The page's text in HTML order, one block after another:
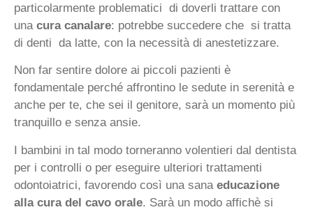
particolarmente problematici di doverli trattare con
una cura canalare: potrebbe succedere che si tratta
di denti da latte, con la necessità di anestetizzare.
Non far sentire dolore ai piccoli pazienti è
fondamentale perché affrontino le sedute in serenità e
anche per te, che sei il genitore, sarà un momento più
tranquillo e senza ansie.
I bambini in tal modo torneranno volentieri dal dentista
per i controlli o per eseguire ulteriori trattamenti
odontoiatrici, favorendo così una sana educazione
alla cura del cavo orale. Sarà un modo affichè si